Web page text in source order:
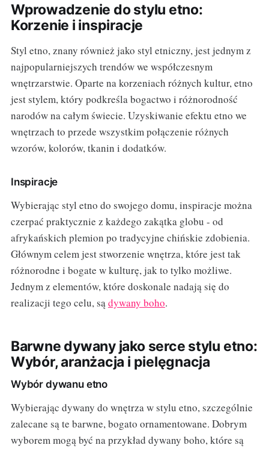
Wprowadzenie do stylu etno:
Korzenie i inspiracje
Styl etno, znany również jako styl etniczny, jest jednym z
najpopularniejszych trendów we współczesnym
wnętrzarstwie. Oparte na korzeniach różnych kultur, etno
jest stylem, który podkreśla bogactwo i różnorodność
narodów na całym świecie. Uzyskiwanie efektu etno we
wnętrzach to przede wszystkim połączenie różnych
wzorów, kolorów, tkanin i dodatków.
Inspiracje
Wybierając styl etno do swojego domu, inspiracje można
czerpać praktycznie z każdego zakątka globu - od
afrykańskich plemion po tradycyjne chińskie zdobienia.
Głównym celem jest stworzenie wnętrza, które jest tak
różnorodne i bogate w kulturę, jak to tylko możliwe.
Jednym z elementów, które doskonale nadają się do
realizacji tego celu, sądywany boho.
Barwne dywany jako serce stylu etno:
Wybór, aranżacja i pielęgnacja
Wybór dywanu etno
Wybierając dywany do wnętrza w stylu etno, szczególnie
zalecane są te barwne, bogato ornamentowane. Dobrym
wyborem mogą być na przykład dywany boho, które są